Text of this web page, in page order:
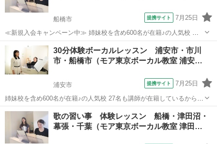
船橋市 提携サイト 7月25日
≪新規入会キャンペーン中≫ 姉妹校を含め600名が在籍♪の人気校 講
師が30名も所属♪ （いろんな講師から学べる！） たった30分の体験レ
ッスンで「歌のコツ」をお教えします♪ 今なら♪「体験レッスン 500
円！」 ＊3...
船橋市 ボーカル
30分体験ボーカルレッスン 浦安市・市川
市・船橋市（モア東京ボーカル教室 浦安…
浦安市 提携サイト 7月25日
姉妹校を含め600名が在籍♪の人気校 27名も講師が在籍しているから、
いろんな講師に学べる♪ たった30分の体験レッスンで「歌のコツ」を
お教えします♪ 現役で活躍する講師陣が丁寧にレッスン 今なら♪「体験
レッスン 500円...
千葉 浦安市 ボーカル
歌の習い事 体験レッスン 船橋・津田沼・
幕張・千葉（モア東京ボーカル教室 津田…